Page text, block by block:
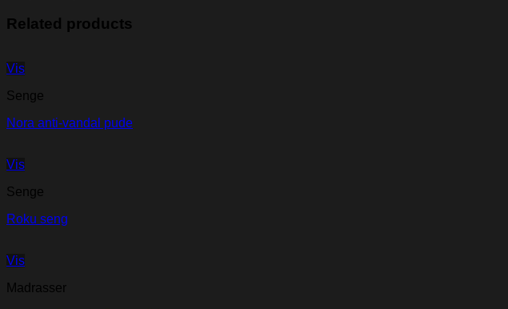
Related products
Vis
Senge
Nora anti-vandal pude
Vis
Senge
Roku seng
Vis
Madrasser